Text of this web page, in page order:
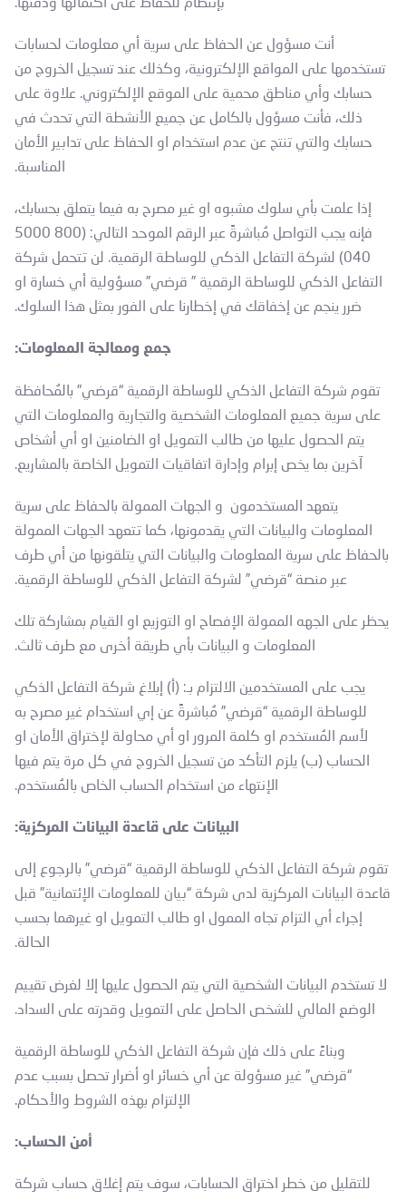
بإنتظام للحفاظ على اكتمالها ودقتها.
أنت مسؤول عن الحفاظ على سرية أي معلومات لحسابات
تستخدمها على المواقع الإلكترونية، وكذلك عند تسجيل الخروج من
حسابك وأي مناطق محمية على الموقع الإلكتروني. علاوة على
ذلك، فأنت مسؤول بالكامل عن جميع الأنشطة التي تحدث في
حسابك والتي تنتج عن عدم استخدام او الحفاظ على تدابير الأمان
المناسبة.
إذا علمت بأي سلوك مشبوه او غير مصرح به فيما يتعلق بحسابك،
فإنه يجب التواصل مُباشرةً عبر الرقم الموحد التالي: (800 5000
040) لشركة التفاعل الذكي للوساطة الرقمية. لن تتحمل شركة
التفاعل الذكي للوساطة الرقمية ” قرضي” مسؤولية أي خسارة او
ضرر ينجم عن إخفاقك في إخطارنا على الفور بمثل هذا السلوك.
جمع ومعالجة المعلومات:
تقوم شركة التفاعل الذكي للوساطة الرقمية “قرضي” بالمُحافظة
على سرية جميع المعلومات الشخصية والتجارية والمعلومات التي
يتم الحصول عليها من طالب التمويل او الضامنين او أي أشخاص
آخرين بما يخص إبرام وإدارة اتفاقيات التمويل الخاصة بالمشاريع.
يتعهد المستخدمون و الجهات الممولة بالحفاظ على سرية
المعلومات والبيانات التي يقدمونها، كما تتعهد الجهات الممولة
بالحفاظ على سرية المعلومات والبيانات التي يتلقونها من أي طرف
عبر منصة “قرضي” لشركة التفاعل الذكي للوساطة الرقمية.
يحظر على الجهه الممولة الإفصاح او التوزيع او القيام بمشاركة تلك
المعلومات و البيانات بأي طريقة أخرى مع طرف ثالث.
يجب على المستخدمين الالتزام بـ: (أ) إبلاغ شركة التفاعل الذكي
للوساطة الرقمية “قرضي” مُباشرةً عن إي استخدام غير مصرح به
لأسم المُستخدم او كلمة المرور او أي محاولة لإختراق الأمان او
الحساب (ب) يلزم التأكد من تسجيل الخروج في كل مرة يتم فيها
الإنتهاء من استخدام الحساب الخاص بالمُستخدم.
البيانات على قاعدة البيانات المركزية:
تقوم شركة التفاعل الذكي للوساطة الرقمية “قرضي” بالرجوع إلى
قاعدة البيانات المركزية لدى شركة “بيان للمعلومات الإئتمانية” قبل
إجراء أي التزام تجاه الممول او طالب التمويل او غيرهما بحسب
الحالة.
لا تستخدم البيانات الشخصية التي يتم الحصول عليها إلا لغرض تقييم
الوضع المالي للشخص الحاصل على التمويل وقدرته على السداد.
وبناءً على ذلك فإن شركة التفاعل الذكي للوساطة الرقمية
“قرضي” غير مسؤولة عن أي خسائر او أضرار تحصل بسبب عدم
الإلتزام بهذه الشروط والأحكام.
أمن الحساب:
للتقليل من خطر اختراق الحسابات، سوف يتم إغلاق حساب شركة